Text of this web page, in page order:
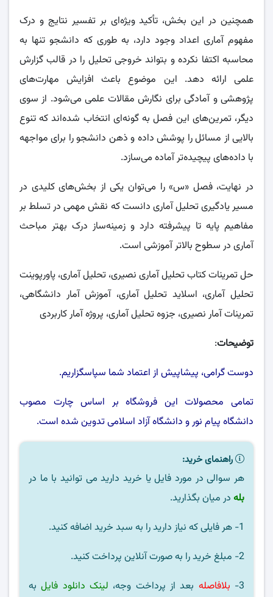
همچنین در این بخش، تأکید ویژه‌ای بر تفسیر نتایج و درک
مفهوم آماری اعداد وجود دارد، به طوری که دانشجو تنها به
محاسبه اکتفا نکرده و بتواند خروجی تحلیل را در قالب گزارش
علمی ارائه دهد. این موضوع باعث افزایش مهارت‌های
پژوهشی و آمادگی برای نگارش مقالات علمی می‌شود. از سوی
دیگر، تمرین‌های این فصل به گونه‌ای انتخاب شده‌اند که تنوع
بالایی از مسائل را پوشش داده و ذهن دانشجو را برای مواجهه
با داده‌های پیچیده‌تر آماده می‌سازد.
در نهایت، فصل «س» را می‌توان یکی از بخش‌های کلیدی در
مسیر یادگیری تحلیل آماری دانست که نقش مهمی در تسلط بر
مفاهیم پایه تا پیشرفته دارد و زمینه‌ساز درک بهتر مباحث
آماری در سطوح بالاتر آموزشی است.
حل تمرینات کتاب تحلیل آماری نصیری، تحلیل آماری، پاورپوینت
تحلیل آماری، اسلاید تحلیل آماری، آموزش آمار دانشگاهی،
تمرینات آمار نصیری، جزوه تحلیل آماری، پروژه آمار کاربردی
توضیحات:
دوست گرامی، پیشاپیش از اعتماد شما سپاسگزاریم.
تمامی محصولات این فروشگاه بر اساس چارت مصوب
دانشگاه پیام نورو دانشگاه آزاد اسلامیتدوین شده است.
راهنمای خرید:
هر سوالی در مورد فایل یا خرید دارید می توانید با ما در
بله در میان بگذارید.
1- هر فایلی که نیاز دارید را به سبد خرید اضافه کنید.
2- مبلغ خرید را به صورت آنلاین پرداخت کنید.
3-
بلافاصله بعد از پرداخت وجه، لینک دانلود فایلبه